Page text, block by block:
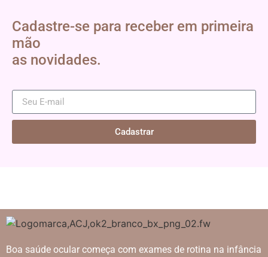
Cadastre-se para receber em primeira
mão
as novidades.
Cadastrar
Boa saúde ocular começa com exames de rotina na infância